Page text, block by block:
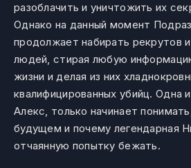
разоблачить и уничтожить их
Однако на данный момент
продолжает набирать рекрутов
людей, стирая любую
жизни и делая из них
квалифицированных убийц. Одна
Алекс, только начинает
будущем и почему легендарная
отчаянную попытку бежать.